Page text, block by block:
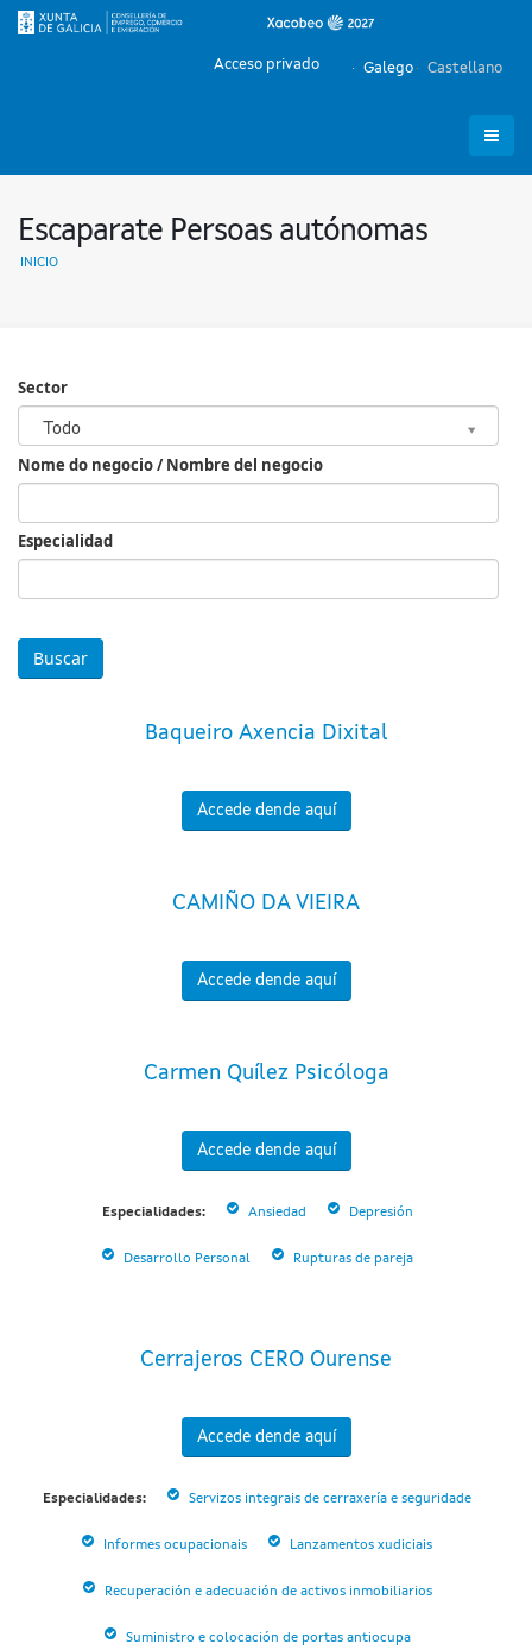
Galego Castellano
Acceso privado
Escaparate Persoas autónomas
INICIO
Sector
Todo
Sector
Nome do negocio / Nombre del negocio
Especialidad
Baqueiro Axencia Dixital
Accede dende aquí
CAMIÑO DA VIEIRA
Accede dende aquí
Carmen Quílez Psicóloga
Accede dende aquí
Especialidades: Ansiedad Depresión
Desarrollo Personal Rupturas de pareja
Cerrajeros CERO Ourense
Accede dende aquí
Especialidades: Servizos integrais de cerraxería e seguridade
Informes ocupacionais Lanzamentos xudiciais
Recuperación e adecuación de activos inmobiliarios
Suministro e colocación de portas antiocupa